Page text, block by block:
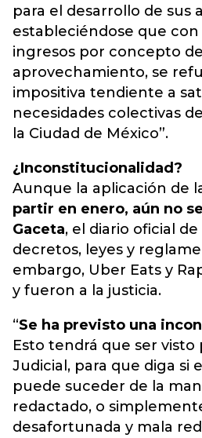
para el desarrollo de sus
estableciéndose que
ingresos por concepto
aprovechamiento, se
impositiva tendiente a
necesidades colectivas
la Ciudad de México”.
¿Inconstitucionalidad?
Aunque la aplicación de
partir en enero, aún no
Gaceta, el diario oficial
decretos, leyes y
embargo, Uber Eats y
y fueron a la justicia.
“Se ha previsto una
Esto tendrá que ser visto
Judicial, para que diga si
puede suceder de la
redactado, o
desafortunada y mala